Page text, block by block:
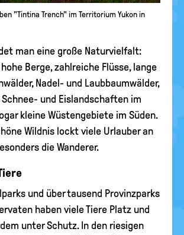
"Tintina Trench" im Territorium Yukon in
man eine große Naturvielfalt:
hohe Berge, zahlreiche Flüsse, lange
Nadel- und Laubbaumwälder,
und Eislandschaften im
kleine Wüstengebiete im Süden.
Wildnis lockt viele Urlauber an
die Wanderer.
und über tausend Provinzparks
haben viele Tiere Platz und
unter Schutz. In den riesigen